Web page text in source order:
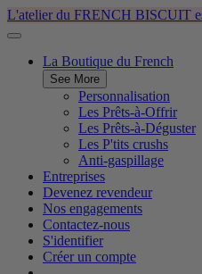
L'atelier du FRENCH BISCUIT
La Boutique du French
See More
Personnalisation
Les Prêts-à-Offrir
Les Prêts-à-Déguster
Les P'tits crushs
Anti-gaspillage
Entreprises
Devenez revendeur
Nos engagements
Contactez-nous
S'identifier
Créer un compte